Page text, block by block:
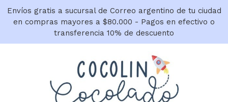
Envíos gratis a sucursal de Correo argentino de tu ciudad
en compras mayores a $80.000 - Pagos en efectivo o
transferencia 10% de descuento